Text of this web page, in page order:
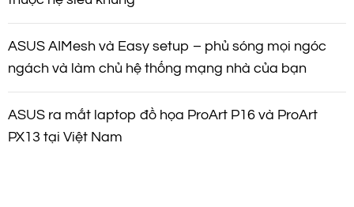
ASUS AIMesh và Easy setup – phủ sóng mọi ngóc
ngách và làm chủ hệ thống mạng nhà của bạn
ASUS ra mắt laptop đồ họa ProArt P16 và ProArt
PX13 tại Việt Nam